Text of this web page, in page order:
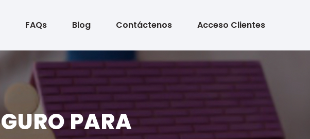
FAQs Blog Contáctenos Acceso Clientes
PARA